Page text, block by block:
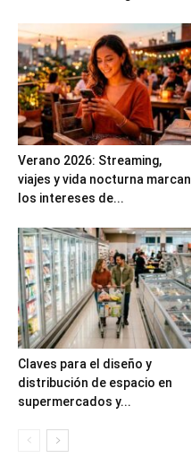
Verano 2026: Streaming,
viajes y vida nocturna marcan
los intereses de...
Claves para el diseño y
distribución de espacio en
supermercados y...